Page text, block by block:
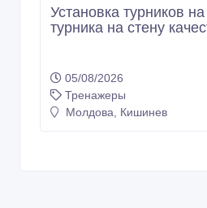
Установка турников на
турника на стену